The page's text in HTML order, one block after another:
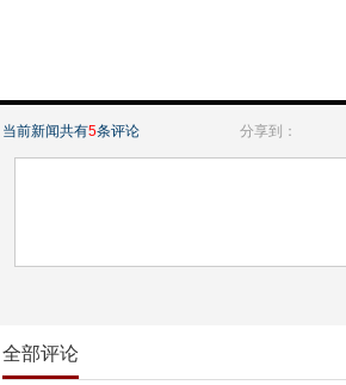
当前新闻共有5条评论 分享到：
全部评论